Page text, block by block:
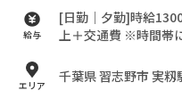
給与
[日勤｜夕勤]時給
上＋交通費 ※時間帯
エリア 千葉県 習志野市 実籾